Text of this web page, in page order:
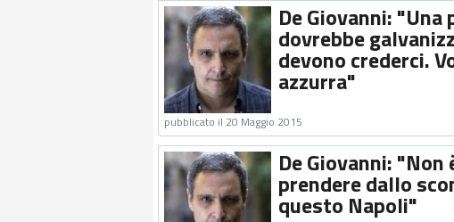
De Giovanni:
dovrebbe
devono crederci.
azzurra"
pubblicato il 20 Maggio 2015
De Giovanni:
prendere dallo
questo Napoli"